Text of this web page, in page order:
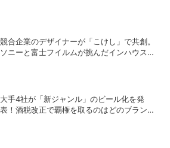
競合企業のデザイナーが「こけし」で共創。
ソニーと富士フイルムが挑んだインハウスデ
大手4社が「新ジャンル」のビール化を発
表！酒税改正で覇権を取るのはどのブランド